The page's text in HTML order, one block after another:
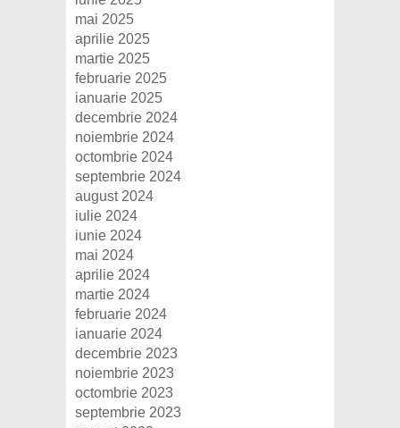
mai 2025
aprilie 2025
martie 2025
februarie 2025
ianuarie 2025
decembrie 2024
noiembrie 2024
octombrie 2024
septembrie 2024
august 2024
iulie 2024
iunie 2024
mai 2024
aprilie 2024
martie 2024
februarie 2024
ianuarie 2024
decembrie 2023
noiembrie 2023
octombrie 2023
septembrie 2023